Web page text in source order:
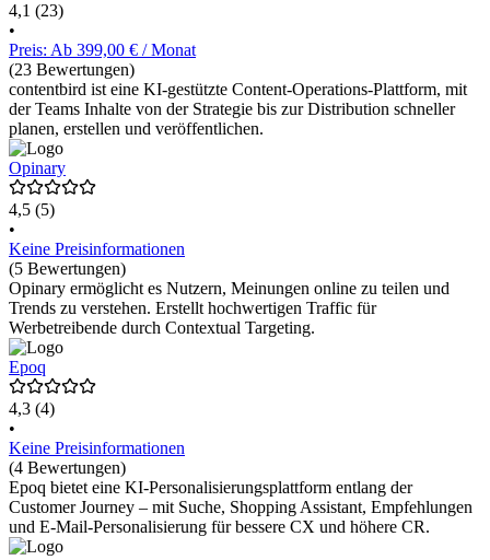
4,1 (23)
•
Preis: Ab 399,00 € / Monat
(23 Bewertungen)
contentbird ist eine KI-gestützte Content-Operations-Plattform, mit
der Teams Inhalte von der Strategie bis zur Distribution schneller
planen, erstellen und veröffentlichen.
Opinary
4,5 (5)
•
Keine Preisinformationen
(5 Bewertungen)
Opinary ermöglicht es Nutzern, Meinungen online zu teilen und
Trends zu verstehen. Erstellt hochwertigen Traffic für
Werbetreibende durch Contextual Targeting.
Epoq
4,3 (4)
•
Keine Preisinformationen
(4 Bewertungen)
Epoq bietet eine KI-Personalisierungsplattform entlang der
Customer Journey – mit Suche, Shopping Assistant, Empfehlungen
und E-Mail-Personalisierung für bessere CX und höhere CR.